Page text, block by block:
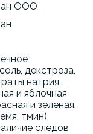
ООО
декстроза,
натрия,
и яблочная
и зеленая,
тмин),
следов